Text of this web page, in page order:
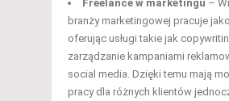
Freelance w marketingu –
branży marketingowej pracuje
oferując usługi takie jak
zarządzanie kampaniami
social media. Dzięki temu mają
pracy dla różnych klientów